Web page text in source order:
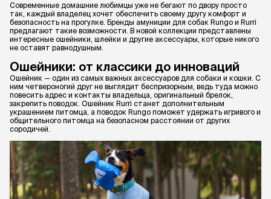
Современные домашние любимцы уже не бегают по двору просто
так, каждый владелец хочет обеспечить своему другу комфорт и
безопасность на прогулке. Бренды амуниции для собак Rungo и Rurri
предлагают такие возможности. В новой коллекции представлены
интересные ошейники, шлейки и другие аксессуары, которые никого
не оставят равнодушным.
Ошейники: от классики до инноваций
Ошейник — один из самых важных аксессуаров для собаки и кошки. С
ним четвероногий друг не выглядит беспризорным, ведь туда можно
повесить адрес и контакты владельца, оригинальный брелок,
закрепить поводок. Ошейник Rurri станет дополнительным
украшением питомца, а поводок Rungo поможет удержать игривого и
общительного питомца на безопасном расстоянии от других
сородичей.